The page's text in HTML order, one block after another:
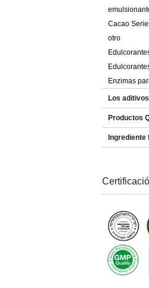
Cacao
otro
Enzimas
Los
Productos